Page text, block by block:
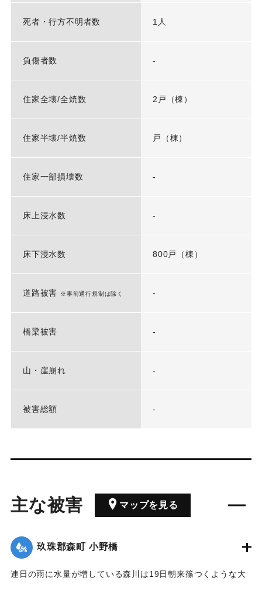
死者・行方不明者数 1人
負傷者数 -
住家全壊/全焼数 2戸（棟）
住家半壊/半焼数 戸（棟）
住家一部損壊数 -
床上浸水数 -
床下浸水数 800戸（棟）
道路被害 ※事前通行規制は除く -
橋梁被害 -
山・崖崩れ -
被害総額 -
主な被害 マップを見る
玖珠郡森町 小野橋
連日の雨に水量が増している森川は19日朝来篠つくような大